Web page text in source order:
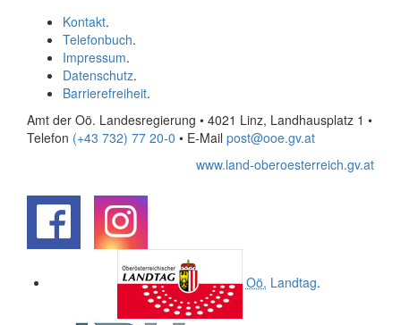
Kontakt.
Telefonbuch.
Impressum.
Datenschutz.
Barrierefreiheit.
Amt der Oö. Landesregierung • 4021 Linz, Landhausplatz 1 •
Telefon (+43 732) 77 20-0 • E-Mail post@ooe.gv.at
www.land-oberoesterreich.gv.at
Oö. Landtag.